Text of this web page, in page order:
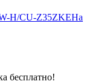
H/CU-Z35ZKEНа
бесплатно!